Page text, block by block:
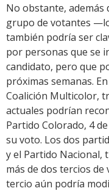
No obstante, además
grupo de votantes
también podría ser
por personas que se
candidato, pero que
próximas semanas.
Coalición Multicolor,
actuales podrían
Partido Colorado, 4
su voto. Los dos
y el Partido Nacional,
más de dos tercios
tercio aún podría